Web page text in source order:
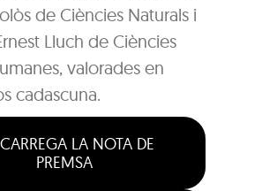
de Ciències Naturals i
Lluch de Ciències
valorades en
cadascuna.
LA NOTA DE
PREMSA